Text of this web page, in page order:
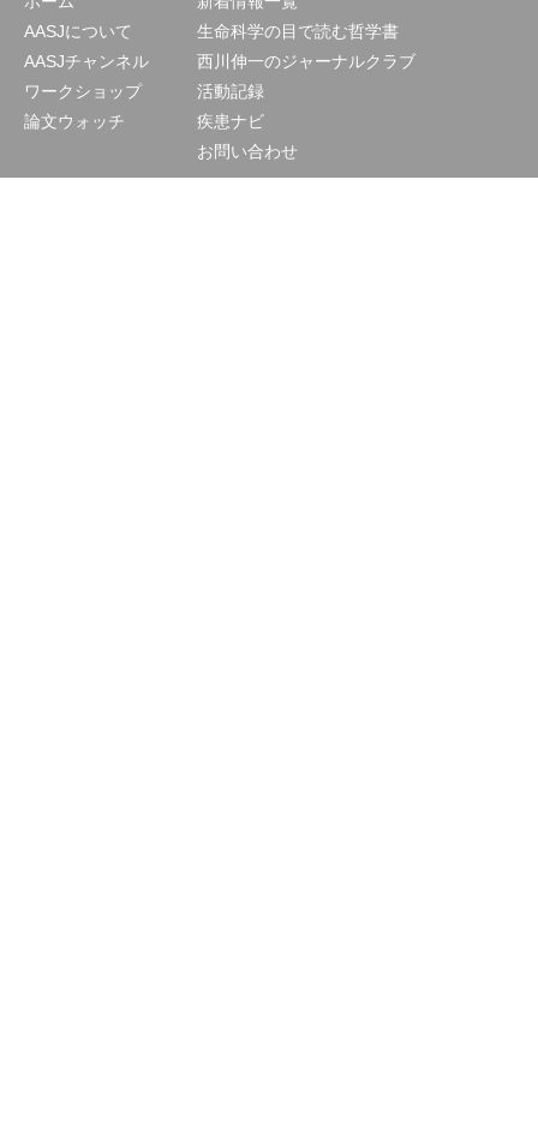
AASJについて
AASJチャンネル
ワークショップ
論文ウォッチ
生命科学の目で読む哲学書
西川伸一のジャーナルクラブ
活動記録
疾患ナビ
お問い合わせ